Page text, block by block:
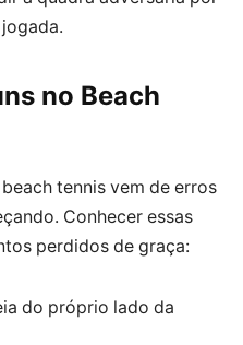
no Beach
tennis vem de erros
Conhecer essas
perdidos de graça:
do próprio lado da